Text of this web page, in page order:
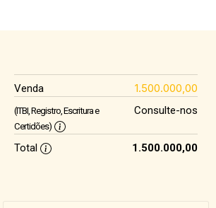
Venda 1.500.000,00
(ITBI, Registro, Escritura e
Certidões)
Consulte-nos
Total 1.500.000,00